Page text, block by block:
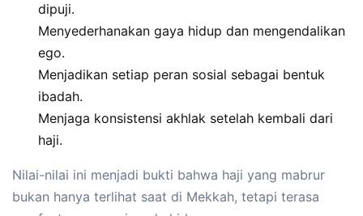
dipuji.
Menyederhanakan gaya hidup dan mengendalikan
ego.
Menjadikan setiap peran sosial sebagai bentuk
ibadah.
Menjaga konsistensi akhlak setelah kembali dari
haji.
Nilai-nilai ini menjadi bukti bahwa haji yang mabrur
bukan hanya terlihat saat di Mekkah, tetapi terasa